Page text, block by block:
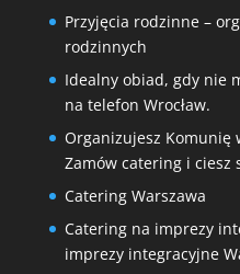
Przyjęcia rodzinne –
rodzinnych
Idealny obiad, gdy nie
na telefon Wrocław.
Organizujesz Komunię
Zamów catering i ciesz
Catering Warszawa
Catering na imprezy
imprezy integracyjne